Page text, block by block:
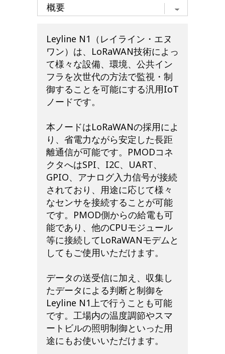
Leyline N1（レイライン・エヌ
ワン）は、LoRaWAN技術によっ
て様々な設備、環境、公共イン
フラを次世代の方法で監視・制
御することを可能にする汎用IoT
ノードです。
本ノードはLoRaWANの採用によ
り、省電力ながら安定した長距
離通信が可能です。PMODコネ
クタへはSPI、I2C、UART、
GPIO、アナログ入力信号が接続
されており、用途に応じて様々
なセンサを接続することが可能
です。PMOD側からの給電も可
能であり、他のCPUモジュール
等に接続してLoRaWANモデムと
してもご使用いただけます。
データの送受信に加え、収集し
たデータによる判断と制御を
Leyline N1上で行うことも可能
です。工場内の温度調節やスマ
ートビルの照明制御といった用
途にもお使いいただけます。